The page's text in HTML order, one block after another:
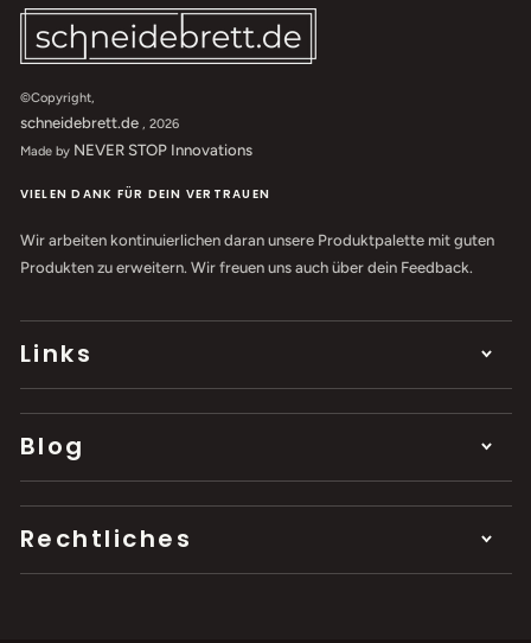
©Copyright,
schneidebrett.de, 2026
Made by NEVER STOP Innovations
VIELEN DANK FÜR DEIN VERTRAUEN
Wir arbeiten kontinuierlichen daran unsere Produktpalette mit guten
Produkten zu erweitern. Wir freuen uns auch über dein Feedback.
Links
Blog
Rechtliches